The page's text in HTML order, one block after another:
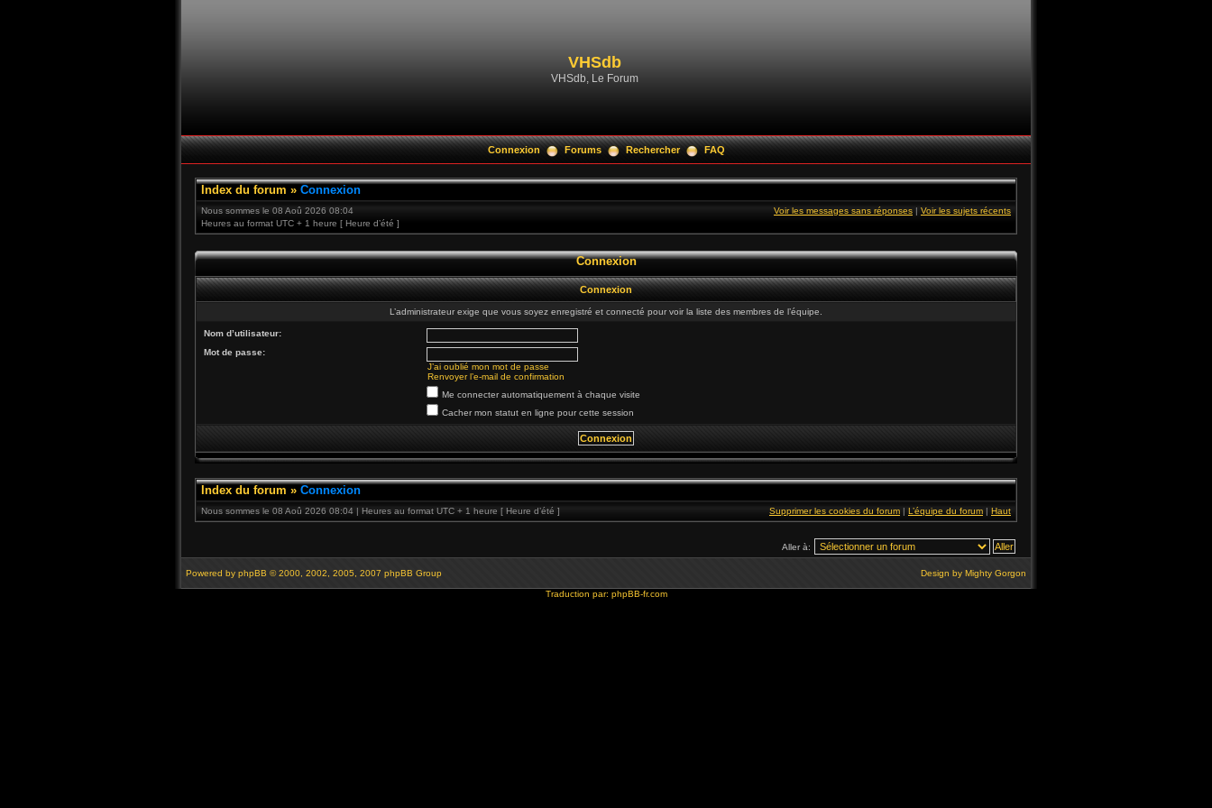
VHSdb
VHSdb, Le Forum
Connexion Forums Rechercher FAQ
Index du forum » Connexion
Nous sommes le 08 Aoû 2026 08:04
Heures au format UTC + 1 heure [ Heure d’été ]
Voir les messages sans réponses | Voir les sujets récents
Connexion
Connexion
L’administrateur exige que vous soyez enregistré et connecté pour voir la liste des membres de l’équipe.
Nom d’utilisateur:
Mot de passe:
J’ai oublié mon mot de passe
Renvoyer l’e-mail de confirmation
Me connecter automatiquement à chaque visite
Cacher mon statut en ligne pour cette session
Index du forum » Connexion
Nous sommes le 08 Aoû 2026 08:04 | Heures au format UTC + 1 heure [ Heure d’été ] Supprimer les cookies du forum | L’équipe du forum | Haut
Aller à:
Powered by phpBB © 2000, 2002, 2005, 2007 phpBB Group Design by Mighty Gorgon
Traduction par: phpBB-fr.com